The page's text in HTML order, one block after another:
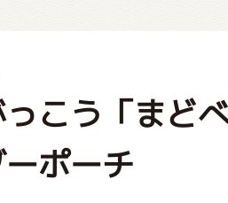
こう「まど
ポーチ
紹介